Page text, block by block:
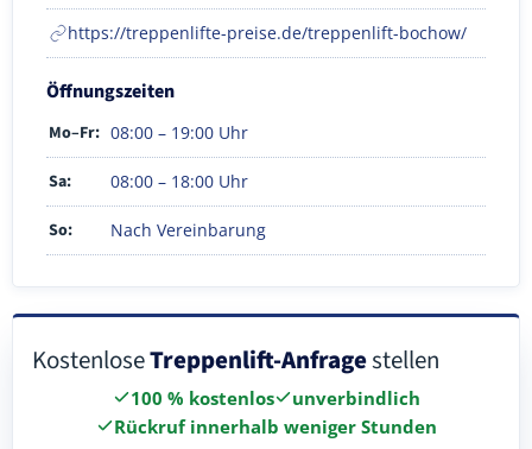
https://treppenlifte-preise.de/treppenlift-bochow/
Öffnungszeiten
Mo–Fr: 08:00 – 19:00 Uhr
Sa: 08:00 – 18:00 Uhr
So: Nach Vereinbarung
KostenloseTreppenlift-Anfragestellen
100 % kostenlos
unverbindlich
Rückruf innerhalb weniger Stunden